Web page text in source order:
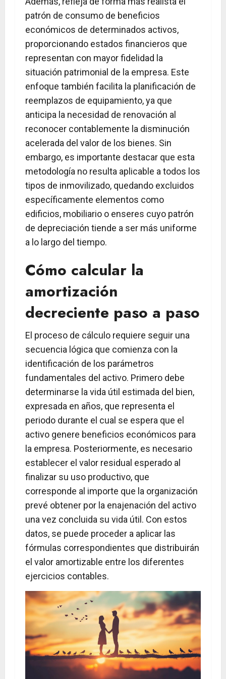
patrón de consumo de beneficios
económicos de determinados activos,
proporcionando estados financieros que
representan con mayor fidelidad la
situación patrimonial de la empresa. Este
enfoque también facilita la planificación de
reemplazos de equipamiento, ya que
anticipa la necesidad de renovación al
reconocer contablemente la disminución
acelerada del valor de los bienes. Sin
embargo, es importante destacar que esta
metodología no resulta aplicable a todos los
tipos de inmovilizado, quedando excluidos
específicamente elementos como
edificios, mobiliario o enseres cuyo patrón
de depreciación tiende a ser más uniforme
a lo largo del tiempo.
Cómo calcular la
amortización
decreciente paso a paso
El proceso de cálculo requiere seguir una
secuencia lógica que comienza con la
identificación de los parámetros
fundamentales del activo. Primero debe
determinarse la vida útil estimada del bien,
expresada en años, que representa el
periodo durante el cual se espera que el
activo genere beneficios económicos para
la empresa. Posteriormente, es necesario
establecer el valor residual esperado al
finalizar su uso productivo, que
corresponde al importe que la organización
prevé obtener por la enajenación del activo
una vez concluida su vida útil. Con estos
datos, se puede proceder a aplicar las
fórmulas correspondientes que distribuirán
el valor amortizable entre los diferentes
ejercicios contables.